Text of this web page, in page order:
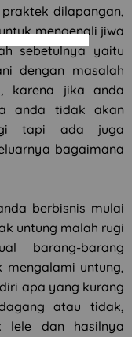
dilapangan,
mengenali jiwa
sebetulnya yaitu
dengan masalah
karena jika anda
anda tidak akan
tapi ada juga
bagaimana
berbisnis mulai
untung malah rugi
barang-barang
untung,
apa yang kurang
atau tidak,
lele dan hasilnya